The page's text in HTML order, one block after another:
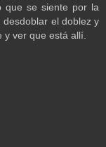
que se siente por la
desdoblar el doblez y
ver que está allí.